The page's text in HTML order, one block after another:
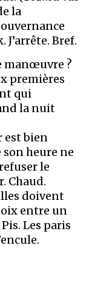
la
Bref.
manœuvre ?
premières
qui
la nuit
est bien
heure ne
le
Chaud.
doivent
entre un
Les paris